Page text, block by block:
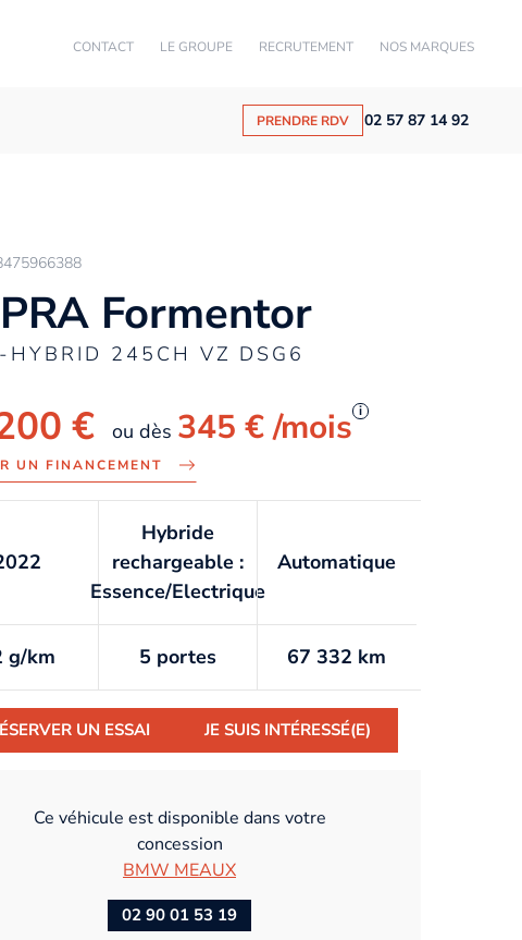
CONTACT LE GROUPE RECRUTEMENT NOS MARQUES
PRENDRE RDV 02 57 87 14 92
Formentor
HYBRID 245CH VZ DSG6
€ ou dès 345 €/mois i
UN FINANCEMENT
Hybride
rechargeable :
Essence/Electrique
Automatique
g/km 5 portes 67 332 km
UN ESSAI JE SUIS INTÉRESSÉ(E)
Ce véhicule est disponible dans votre
concession
BMW MEAUX
02 90 01 53 19